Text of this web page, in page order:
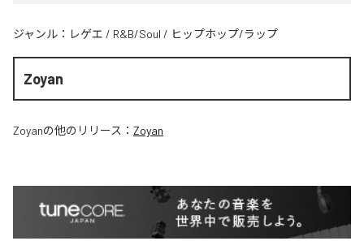
ジャンル： レゲエ / R&B/Soul / ヒップホップ/ラップ
Zoyan
Zoyanの他のリリース： Zoyan